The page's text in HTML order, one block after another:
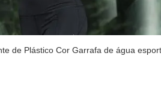
de Plástico Cor Garrafa de água